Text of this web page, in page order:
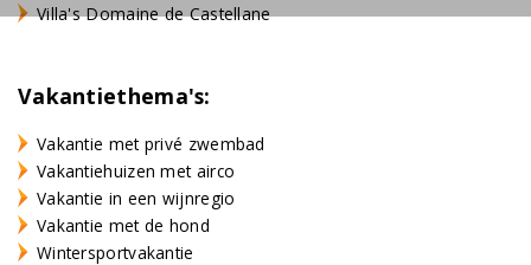
Villa's Domaine de Castellane
Vakantiethema's:
Vakantie met privé zwembad
Vakantiehuizen met airco
Vakantie in een wijnregio
Vakantie met de hond
Wintersportvakantie